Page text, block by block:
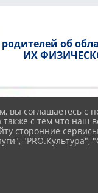
родителей об
ИХ
вы соглашаетесь с
с тем что наш
сторонние
"PRO.Культура",